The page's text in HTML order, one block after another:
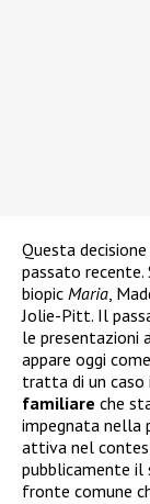
Questa
passato
biopic Maria,
Jolie-Pitt. Il
le presentazioni
appare oggi
tratta di un caso
familiare che
impegnata nella
attiva nel
pubblicamente il
fronte comune